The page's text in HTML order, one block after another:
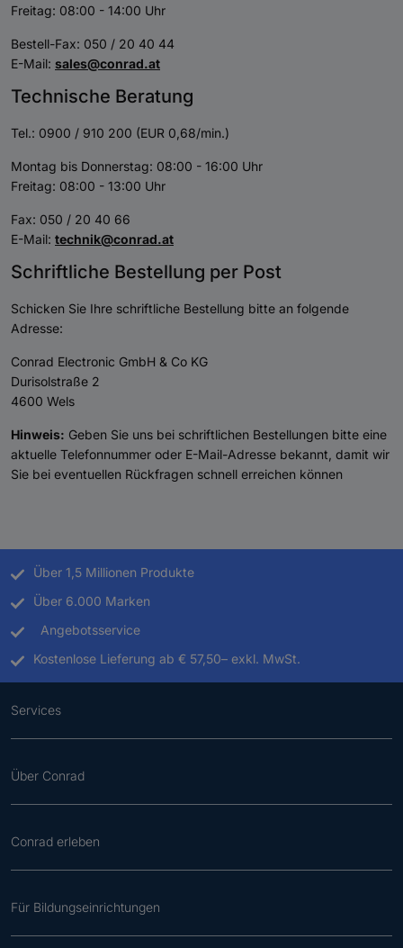
Freitag: 08:00 - 14:00 Uhr
Bestell-Fax: 050 / 20 40 44
E-Mail: sales@conrad.at
Technische Beratung
Tel.: 0900 / 910 200 (EUR 0,68/min.)
Montag bis Donnerstag: 08:00 - 16:00 Uhr
Freitag: 08:00 - 13:00 Uhr
Fax: 050 / 20 40 66
E-Mail: technik@conrad.at
Schriftliche Bestellung per Post
Schicken Sie Ihre schriftliche Bestellung bitte an folgende
Adresse:
Conrad Electronic GmbH & Co KG
Durisolstraße 2
4600 Wels
Hinweis: Geben Sie uns bei schriftlichen Bestellungen bitte eine
aktuelle Telefonnummer oder E-Mail-Adresse bekannt, damit wir
Sie bei eventuellen Rückfragen schnell erreichen können
Über 1,5 Millionen Produkte
Über 6.000 Marken
Angebotsservice
Kostenlose Lieferung ab € 57,50– exkl. MwSt.
Services
Über Conrad
Conrad erleben
Für Bildungseinrichtungen